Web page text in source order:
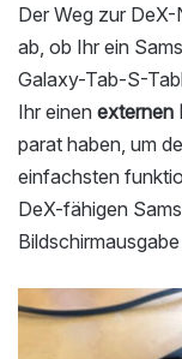
Der Weg zur
ab, ob Ihr ein
Galaxy-Tab-S-
Ihr einen externen
parat haben, um
einfachsten
DeX-fähigen